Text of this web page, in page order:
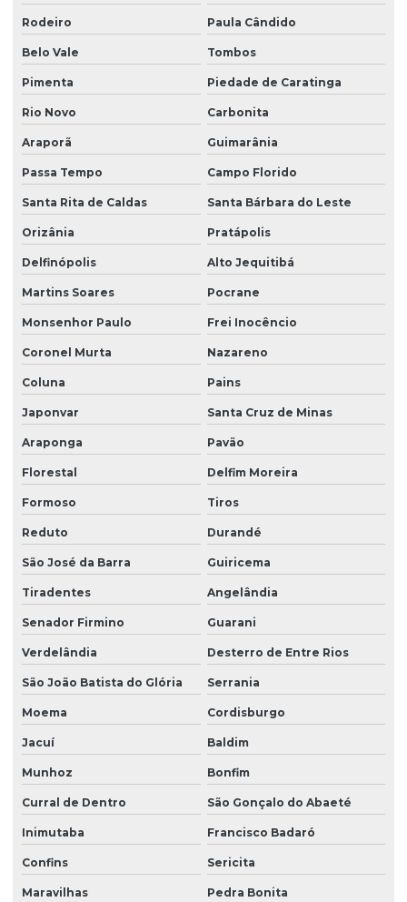
Rodeiro Paula Cândido
Belo Vale Tombos
Pimenta Piedade de Caratinga
Rio Novo Carbonita
Araporã Guimarânia
Passa Tempo Campo Florido
Santa Rita de Caldas Santa Bárbara do Leste
Orizânia Pratápolis
Delfinópolis Alto Jequitibá
Martins Soares Pocrane
Monsenhor Paulo Frei Inocêncio
Coronel Murta Nazareno
Coluna Pains
Japonvar Santa Cruz de Minas
Araponga Pavão
Florestal Delfim Moreira
Formoso Tiros
Reduto Durandé
São José da Barra Guiricema
Tiradentes Angelândia
Senador Firmino Guarani
Verdelândia Desterro de Entre Rios
São João Batista do Glória Serrania
Moema Cordisburgo
Jacuí Baldim
Munhoz Bonfim
Curral de Dentro São Gonçalo do Abaeté
Inimutaba Francisco Badaró
Confins Sericita
Maravilhas Pedra Bonita